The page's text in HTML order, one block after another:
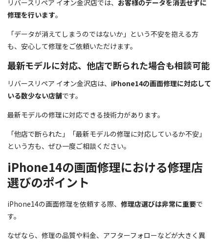
リバースリペア イオン金沢店では、 お客様のデータを消去せずに
修理を行います。
「データが消えてしまうのではないか」という不安を抱える方
も、安心して修理をご依頼いただけます。
最新モデルに対応、他店で断られた場合も相談可能
リバースリペア イオン金沢店は、 iPhone14の画面修理に対応して
いる数少ない店舗です。
最新モデルの修理に対応できる技術力があります。
「他店で断られた」「最新モデルの修理に対応しているか不安」
という方も、ぜひ一度ご相談ください。
iPhone14の画面修理における修理店
選びのポイント
iPhone14の画面修理を依頼する際、 修理店選びは非常に重要で
す。
なぜなら、修理の品質や料金、アフターフォローなどが大きく異